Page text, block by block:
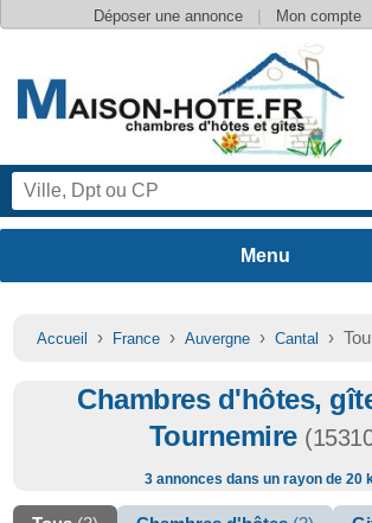
Déposer une annonce | Mon compte
Accueil › France › Auvergne › Cantal ›
Chambres d'hôtes,
Tournemire
3 annonces dans un rayon de 20